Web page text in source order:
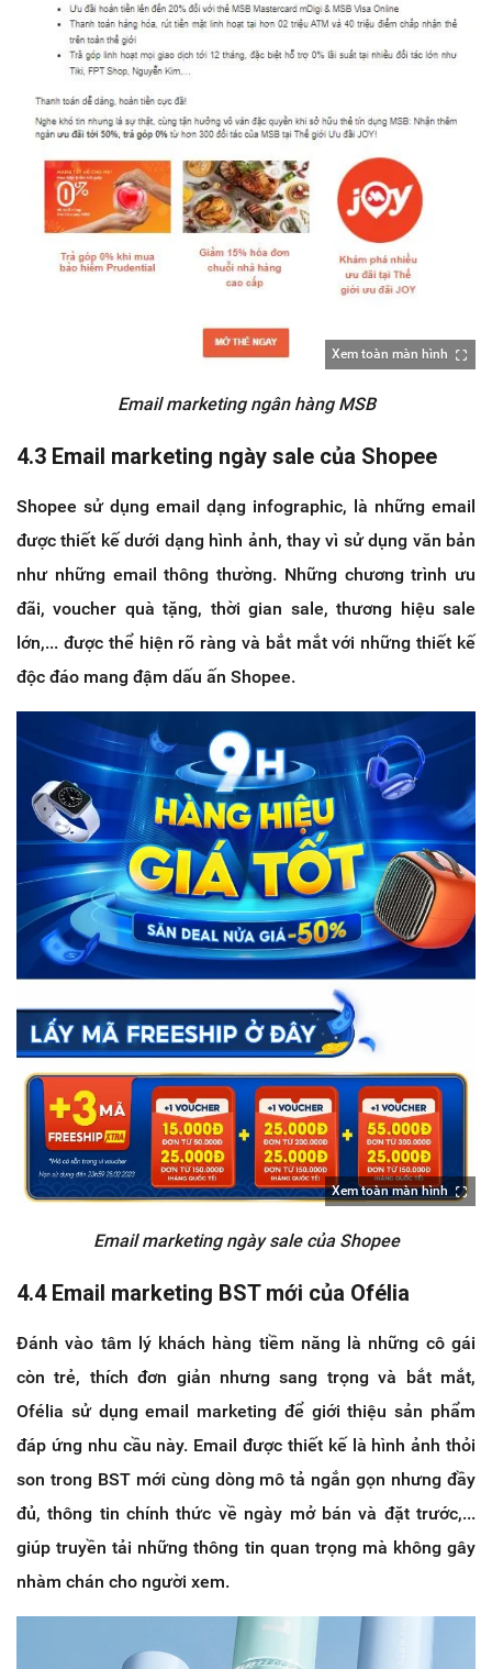
Xem toàn màn hình
Email marketing ngân hàng MSB
4.3 Email marketing ngày sale của Shopee
Shopee sử dụng email dạng infographic, là những email
được thiết kế dưới dạng hình ảnh, thay vì sử dụng văn bản
như những email thông thường. Những chương trình ưu
đãi, voucher quà tặng, thời gian sale, thương hiệu sale
lớn,... được thể hiện rõ ràng và bắt mắt với những thiết kế
độc đáo mang đậm dấu ấn Shopee.
Xem toàn màn hình
Email marketing ngày sale của Shopee
4.4 Email marketing BST mới của Ofélia
Đánh vào tâm lý khách hàng tiềm năng là những cô gái
còn trẻ, thích đơn giản nhưng sang trọng và bắt mắt,
Ofélia sử dụng email marketing để giới thiệu sản phẩm
đáp ứng nhu cầu này. Email được thiết kế là hình ảnh thỏi
son trong BST mới cùng dòng mô tả ngắn gọn nhưng đầy
đủ, thông tin chính thức về ngày mở bán và đặt trước,...
giúp truyền tải những thông tin quan trọng mà không gây
nhàm chán cho người xem.